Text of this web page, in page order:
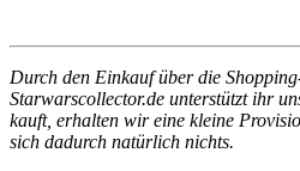
Durch den Einkauf über die
Starwarscollector.de unterstützt ihr
kauft, erhalten wir eine kleine
sich dadurch natürlich nichts.